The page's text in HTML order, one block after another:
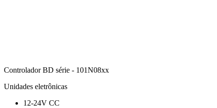
Controlador BD série - 101N08xx
Unidades eletrônicas
12-24V CC